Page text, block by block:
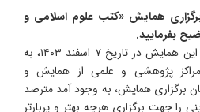
همایش «کتب علوم اسلامی و
بفرمایید.
پس از تعویقی که در برگزاری این همایش در تاریخ ۷ اسفند ۱۴۰۳، به
مراکز پژوهشی و علمی از همایش و
برگزاری همایش، به وجود آمد مترصد
را جهت برگزاری هرچه بهتر و پربارتر